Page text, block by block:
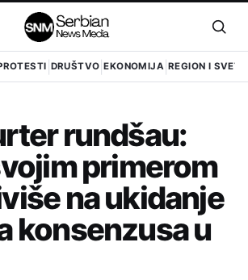
DRUŠTVO EKONOMIJA REGION I SVET
rundšau:
primerom
na ukidanje
konsenzusa u